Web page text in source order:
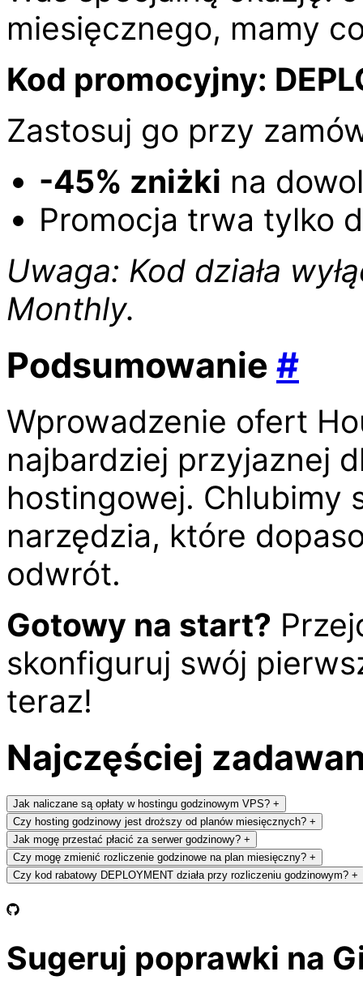
miesięcznego, mamy
Kod promocyjny:
Zastosuj go przy
-45% zniżki na
Promocja trwa tylko
Uwaga: Kod działa
Monthly.
Podsumowanie #
Wprowadzenie ofert
najbardziej przyjaznej
hostingowej. Chlubimy
narzędzia, które
odwrót.
Gotowy na start?
skonfiguruj swój
teraz!
Najczęściej
Jak naliczane są opłaty w hostingu godzinowym VPS? +
Czy hosting godzinowy jest droższy od planów miesięcznych? +
Jak mogę przestać płacić za serwer godzinowy? +
Czy mogę zmienić rozliczenie godzinowe na plan miesięczny? +
Czy kod rabatowy DEPLOYMENT działa przy rozliczeniu godzinowym? +
Sugeruj poprawki na